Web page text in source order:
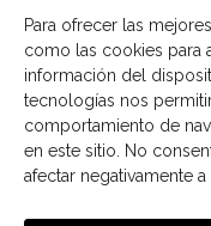
Para ofrecer las
como las cookies para
información del
tecnologías nos
comportamiento de
en este sitio. No
afectar negativamente
He leído y acepto